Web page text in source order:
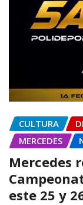
CULTURA
MERCEDES
Mercedes
este 25 y